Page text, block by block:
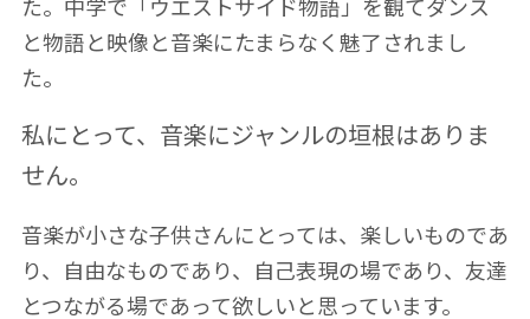
と物語と映像と音楽にたまらなく魅了されまし
た。
私にとって、音楽にジャンルの垣根はありま
せん。
音楽が小さな子供さんにとっては、楽しいものであ
り、自由なものであり、自己表現の場であり、友達
とつながる場であって欲しいと思っています。